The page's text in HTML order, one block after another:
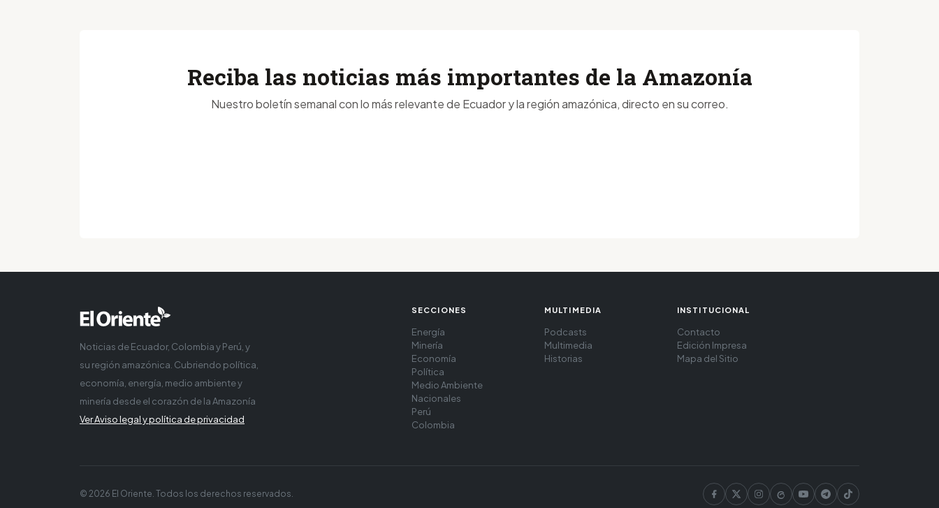
Reciba las noticias más importantes de la Amazonía
Nuestro boletín semanal con lo más relevante de Ecuador y la región amazónica, directo en su correo.
Noticias de Ecuador, Colombia y Perú, y
su región amazónica. Cubriendo política,
economía, energía, medio ambiente y
minería desde el corazón de la Amazonía
Ver Aviso legal y política de privacidad
SECCIONES
Energía
Minería
Economía
Política
Medio Ambiente
Nacionales
Perú
Colombia
MULTIMEDIA
Podcasts
Multimedia
Historias
INSTITUCIONAL
Contacto
Edición Impresa
Mapa del Sitio
© 2026 El Oriente. Todos los derechos reservados.